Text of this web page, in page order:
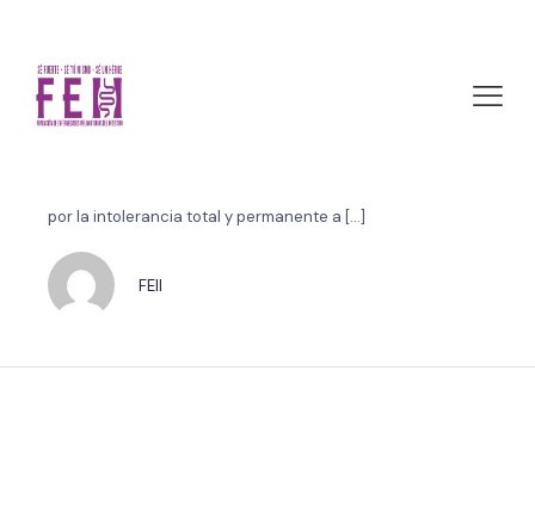
abril 29, 2012 by FEII
Lo esencial: evitar el gluten
por la intolerancia total y permanente a […]
FEII